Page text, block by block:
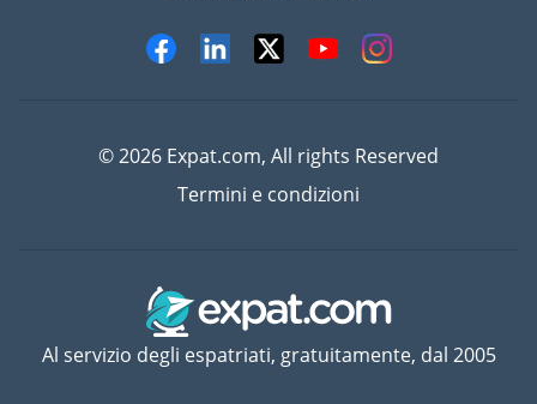
© 2026 Expat.com, All rights Reserved
Termini e condizioni
Al servizio degli espatriati, gratuitamente, dal 2005